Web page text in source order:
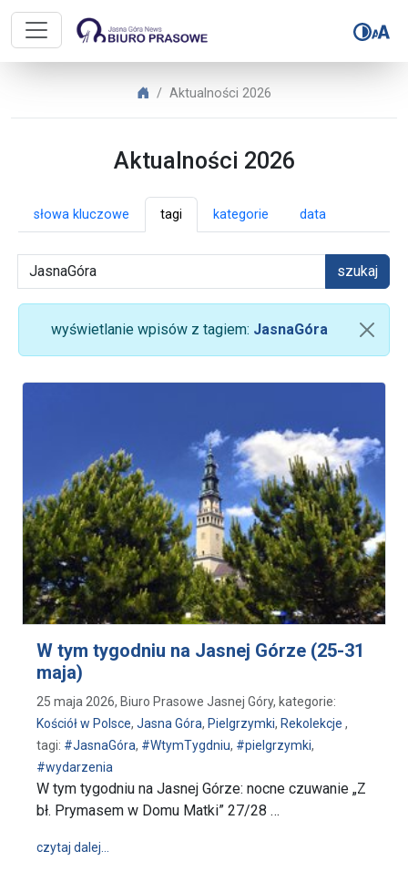
Biuro Prasowe Jasnej Góry –
Biuro Prasowe Jasnej Góry
Aktualności 2026
Aktualności 2026
słowa kluczowe tagi kategorie data
szukaj
wyświetlanie wpisów z tagiem: JasnaGóra
W tym tygodniu na Jasnej Górze (25-31
maja)
25 maja 2026, Biuro Prasowe Jasnej Góry, kategorie:
Kościół w Polsce, Jasna Góra, Pielgrzymki, Rekolekcje ,
tagi: #JasnaGóra, #WtymTygdniu, #pielgrzymki,
#wydarzenia
W tym tygodniu na Jasnej Górze: nocne czuwanie „Z
bł. Prymasem w Domu Matki” 27/28 …
czytaj dalej…